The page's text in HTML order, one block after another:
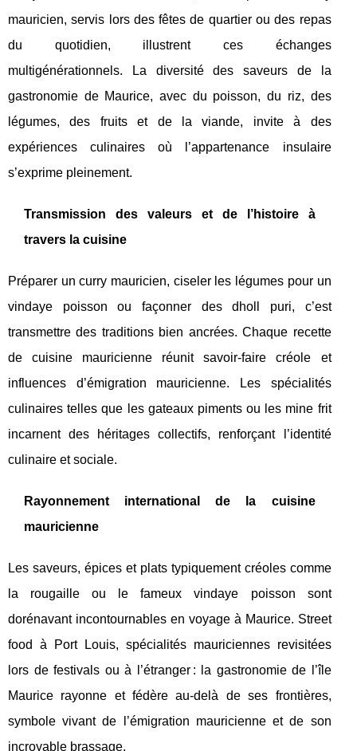
mauricien, servis lors des fêtes de quartier ou des repas
du quotidien, illustrent ces échanges
multigénérationnels. La diversité des saveurs de la
gastronomie de Maurice, avec du poisson, du riz, des
légumes, des fruits et de la viande, invite à des
expériences culinaires où l’appartenance insulaire
s’exprime pleinement.
Transmission des valeurs et de l’histoire à
travers la cuisine
Préparer un curry mauricien, ciseler les légumes pour un
vindaye poisson ou façonner des dholl puri, c’est
transmettre des traditions bien ancrées. Chaque recette
de cuisine mauricienne réunit savoir-faire créole et
influences d’émigration mauricienne. Les spécialités
culinaires telles que les gateaux piments ou les mine frit
incarnent des héritages collectifs, renforçant l’identité
culinaire et sociale.
Rayonnement international de la cuisine
mauricienne
Les saveurs, épices et plats typiquement créoles comme
la rougaille ou le fameux vindaye poisson sont
dorénavant incontournables en voyage à Maurice. Street
food à Port Louis, spécialités mauriciennes revisitées
lors de festivals ou à l’étranger : la gastronomie de l’île
Maurice rayonne et fédère au-delà de ses frontières,
symbole vivant de l’émigration mauricienne et de son
incroyable brassage.